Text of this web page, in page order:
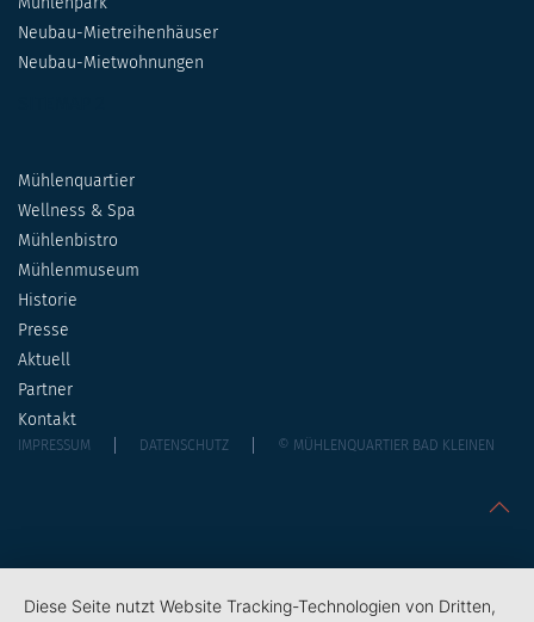
Neubau-Mietreihenhäuser
Neubau-Mietwohnungen
Mühlenquartier
Wellness & Spa
Mühlenbistro
Mühlenmuseum
Historie
Presse
Aktuell
Partner
Kontakt
IMPRESSUM DATENSCHUTZ © MÜHLENQUARTIER BAD KLEINEN
Diese Seite nutzt Website Tracking-Technologien von Dritten,